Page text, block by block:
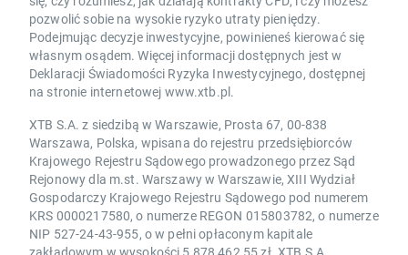
pozwolić sobie na wysokie ryzyko utraty pieniędzy.
Podejmując decyzje inwestycyjne, powinieneś kierować się
własnym osądem. Więcej informacji dostępnych jest w
Deklaracji Świadomości Ryzyka Inwestycyjnego, dostępnej
na stronie internetowej www.xtb.pl.
XTB S.A. z siedzibą w Warszawie, Prosta 67, 00-838
Warszawa, Polska, wpisana do rejestru przedsiębiorców
Krajowego Rejestru Sądowego prowadzonego przez Sąd
Rejonowy dla m.st. Warszawy w Warszawie, XIII Wydział
Gospodarczy Krajowego Rejestru Sądowego pod numerem
KRS 0000217580, o numerze REGON 015803782, o numerze
NIP 527-24-43-955, o w pełni opłaconym kapitale